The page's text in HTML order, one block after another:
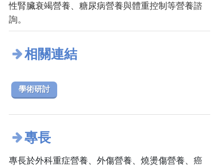
性腎臟衰竭營養、糖尿病營養與體重控制等營養諮
詢。
相關連結
學術研討
專長
專長於外科重症營養、外傷營養、燒燙傷營養、癌